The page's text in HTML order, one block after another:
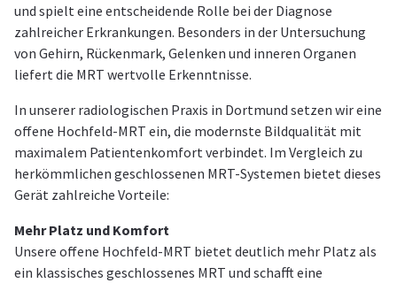
und spielt eine entscheidende Rolle bei der Diagnose
zahlreicher Erkrankungen. Besonders in der Untersuchung
von Gehirn, Rückenmark, Gelenken und inneren Organen
liefert die MRT wertvolle Erkenntnisse.
In unserer radiologischen Praxis in Dortmund setzen wir eine
offene Hochfeld-MRT ein, die modernste Bildqualität mit
maximalem Patientenkomfort verbindet. Im Vergleich zu
herkömmlichen geschlossenen MRT-Systemen bietet dieses
Gerät zahlreiche Vorteile:
Mehr Platz und Komfort
Unsere offene Hochfeld-MRT bietet deutlich mehr Platz als
ein klassisches geschlossenes MRT und schafft eine